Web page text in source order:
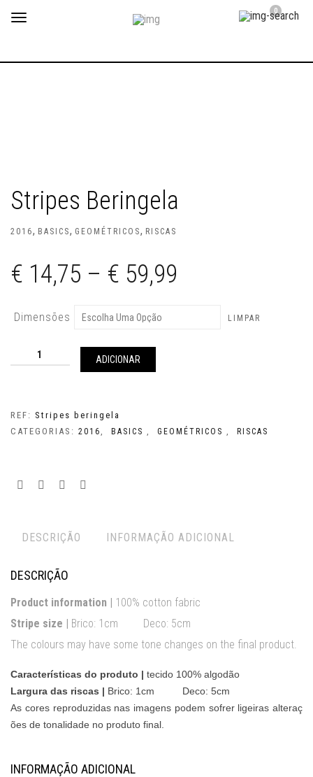
Toggle
0
Stripes Beringela
2016, BASICS, GEOMÉTRICOS, RISCAS
€ 14,75 – € 59,99
Dimensões LIMPAR
Quantidade
ADICIONAR
REF: Stripes beringela
CATEGORIAS: 2016, BASICS , GEOMÉTRICOS , RISCAS
DESCRIÇÃO INFORMAÇÃO ADICIONAL
DESCRIÇÃO
Product information | 100% cotton fabric
Stripe size | Brico: 1cm Deco: 5cm
The colours may have some tone changes on the final product.
Características do produto | tecido 100% algodão
Largura das riscas | Brico: 1cm Deco: 5cm
As cores reproduzidas nas imagens podem sofrer ligeiras alteraç
ões de tonalidade no produto final.
INFORMAÇÃO ADICIONAL